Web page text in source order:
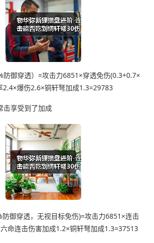
防御穿透）=攻击力6851×穿透免伤(0.3+0.7×
2.4×爆伤2.6×铜轩弩加成1.3=29783
击享受到了加成
御穿透，无视目标免伤)=攻击力6851×连击
命连击伤害加成1.2×铜轩弩加成1.3=37513